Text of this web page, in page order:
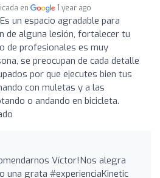
en 1 year ago
Es un espacio agradable para
de alguna lesión, fortalecer tu
de profesionales es muy
se preocupan de cada detalle
por que ejecutes bien tus
con muletas y a las
o andando en bicicleta.
Víctor!Nos alegra
una grata #experienciaKinetic